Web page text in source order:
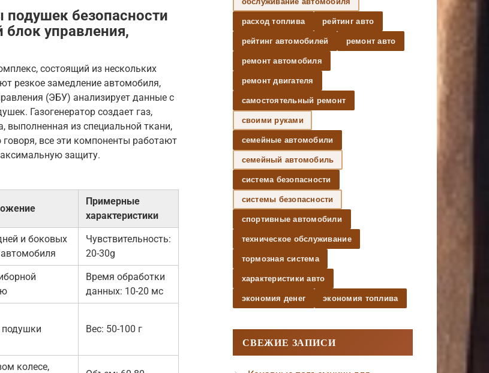
безопасности
управления,
состоящий из нескольких
резкое замедление автомобиля,
(ЭБУ) анализирует данные с
Газогенератор создает газ,
из специальной ткани,
все эти компоненты работают
защиту.
Примерные
характеристики
и боковых
Чувствительность:
20-30g
Время обработки
данных: 10-20 мс
подушки Вес: 50-100 г
колесе,
расход топлива рейтинг авто
рейтинг автомобилей ремонт авто
ремонт автомобиля
ремонт двигателя
самостоятельный ремонт
своими руками
семейные автомобили
семейный автомобиль
система безопасности
системы безопасности
спортивные автомобили
техническое обслуживание
тормозная система
характеристики авто
экономия денег экономия топлива
СВЕЖИЕ ЗАПИСИ